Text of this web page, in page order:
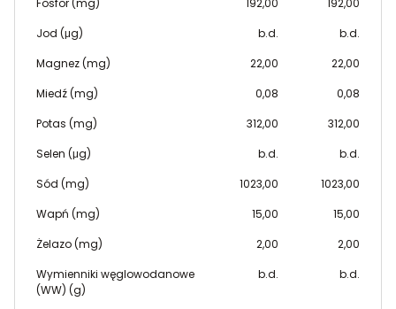
Fosfor (mg)
192,00
192,00
Jod (μg)
b.d.
b.d.
Magnez (mg)
22,00
22,00
Miedź (mg)
0,08
0,08
Potas (mg)
312,00
312,00
Selen (μg)
b.d.
b.d.
Sód (mg)
1023,00
1023,00
Wapń (mg)
15,00
15,00
Żelazo (mg)
2,00
2,00
Wymienniki węglowodanowe
(WW) (g)
b.d. b.d.